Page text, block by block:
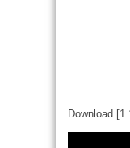
Download